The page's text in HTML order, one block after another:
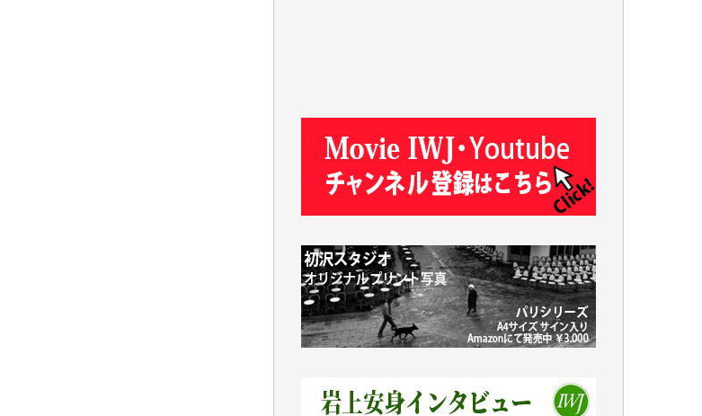
平野智生 様
山本賢二 様
吉住俊昭 様
徳山匡 様
金 盛起 様
松本益美 様
井出 隆太 様
及川昭男 様
岩井祐子 様
藤田英之 様
藤岡比左志 様
小池説夫 様
アオキカナメ 様